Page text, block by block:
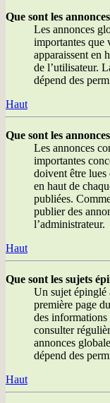
Que sont les
Les annonces
importantes que
apparaissent en
de l’utilisateur.
dépend des
Haut
Que sont les
Les annonces
importantes
doivent être lues
en haut de
publiées.
publier des
l’administrateur.
Haut
Que sont les sujets
Un sujet épinglé
première page
des
consulter
annonces
dépend des
Haut